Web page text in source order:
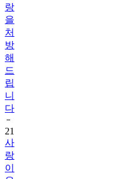
랑
을
처
방
해
드
립
니
다
21
사
랑
이